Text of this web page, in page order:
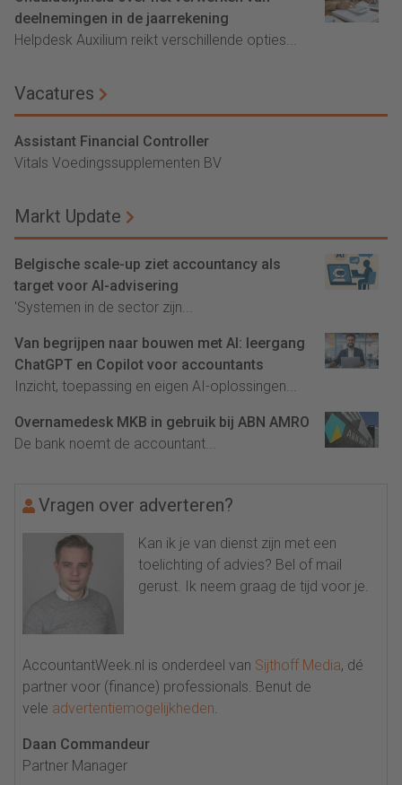
deelnemingen in de jaarrekening
Helpdesk Auxilium reikt verschillende opties...
Vacatures
Assistant Financial Controller
Vitals Voedingssupplementen BV
Markt Update
Belgische scale-up ziet accountancy als
target voor AI-advisering
'Systemen in de sector zijn...
Van begrijpen naar bouwen met AI: leergang
ChatGPT en Copilot voor accountants
Inzicht, toepassing en eigen AI-oplossingen...
Overnamedesk MKB in gebruik bij ABN AMRO
De bank noemt de accountant...
Vragen over adverteren?
Kan ik je van dienst zijn met een
toelichting of advies? Bel of mail
gerust. Ik neem graag de tijd voor je.
AccountantWeek.nl is onderdeel van Sijthoff Media, dé
partner voor (finance) professionals. Benut de
vele advertentiemogelijkheden
Daan Commandeur
Partner Manager